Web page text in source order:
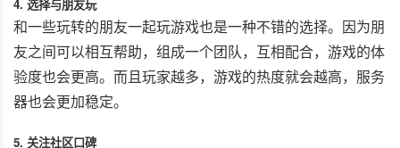
4. 选择与朋友玩
和一些玩转的朋友一起玩游戏也是一种不错的选择。因为朋
友之间可以相互帮助，组成一个团队，互相配合，游戏的体
验度也会更高。而且玩家越多，游戏的热度就会越高，服务
器也会更加稳定。
5. 关注社区口碑